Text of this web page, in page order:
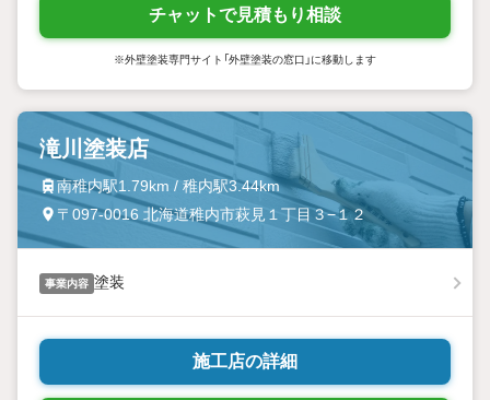
チャットで見積もり相談
※外壁塗装専門サイト「外壁塗装の窓口」に移動します
滝川塗装店
南稚内駅1.79km / 稚内駅3.44km
〒097-0016 北海道稚内市萩見１丁目３−１２
事業内容 塗装
施工店の詳細